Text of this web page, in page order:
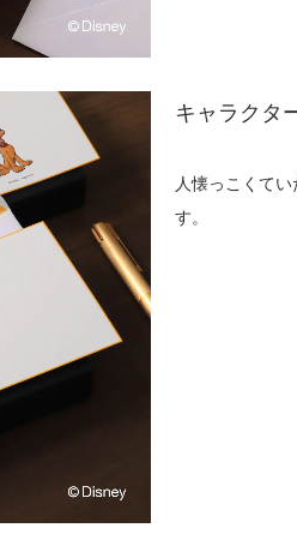
キャラクタ
人懐っこくて
す。